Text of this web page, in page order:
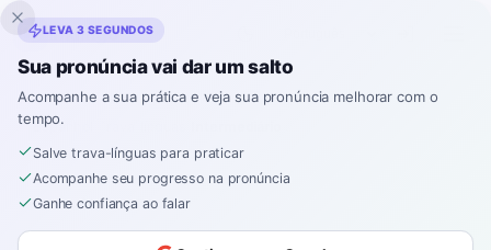
Inklingo
Espanhol
LEVA 3 SEGUNDOS
Sua pronúncia vai dar um salto
Acompanhe a sua prática e veja sua pronúncia melhorar com o
tempo.
Salve trava-línguas para praticar
Acompanhe seu progresso na pronúncia
Ganhe confiança ao falar